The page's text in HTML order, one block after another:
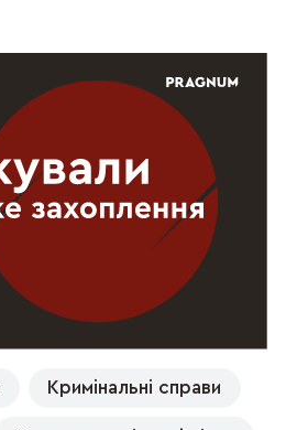
Кримінальні справи